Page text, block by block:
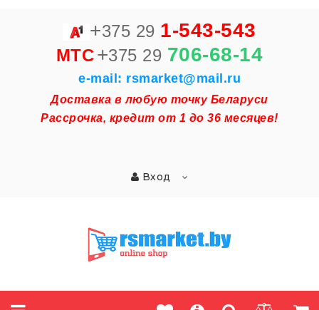
+375 29 1-543-543
MTC+375 29 706-68-14
e-mail: rsmarket@mail.ru
Доставка в любую точку Беларуси
Рассрочка, кредит от 1 до 36 месяцев!
Вход